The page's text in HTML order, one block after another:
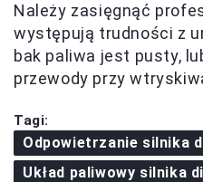
Należy zasięgnąć
występują trudności z
bak paliwa jest pusty,
przewody przy
Tagi:
Odpowietrzanie silnika
Układ paliwowy silnika